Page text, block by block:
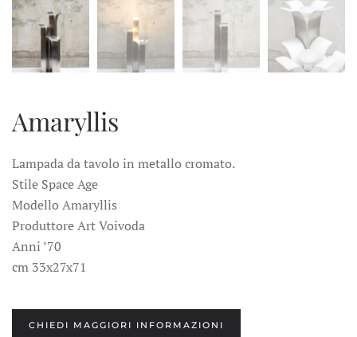
Amaryllis
Lampada da tavolo in metallo cromato.
Stile Space Age
Modello Amaryllis
Produttore Art Voivoda
Anni ’70
cm 33x27x71
CHIEDI MAGGIORI INFORMAZIONI